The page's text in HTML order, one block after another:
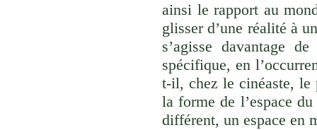
ainsi le rapport au
glisser d’une réalité à
s’agisse davantage
spécifique, en
t-il, chez le cinéaste, le
la forme de l’espace
différent, un espace en